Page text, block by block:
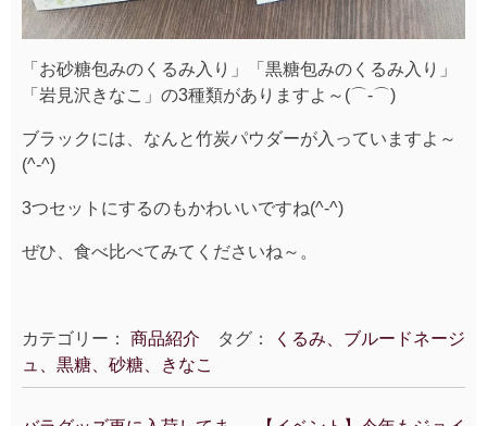
「お砂糖包みのくるみ入り」「黒糖包みのくるみ入り」
「岩見沢きなこ」の3種類がありますよ～(⌒‐⌒)
ブラックには、なんと竹炭パウダーが入っていますよ～
(^-^)
3つセットにするのもかわいいですね(^-^)
ぜひ、食べ比べてみてくださいね～。
カテゴリー： 商品紹介 タグ：
くるみ、ブルードネージ
ュ、黒糖、砂糖、きなこ